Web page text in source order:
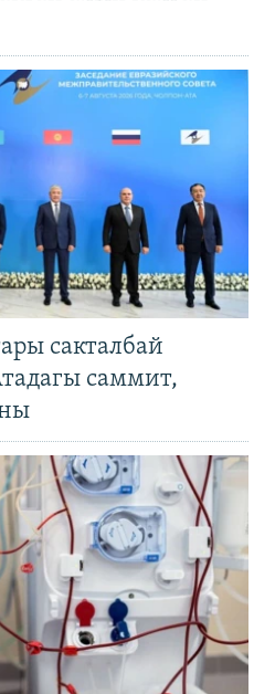
сакталбай
саммит,